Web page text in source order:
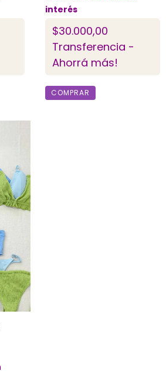
$30.000,00
Transferencia -
Ahorrá más!
COMPRAR